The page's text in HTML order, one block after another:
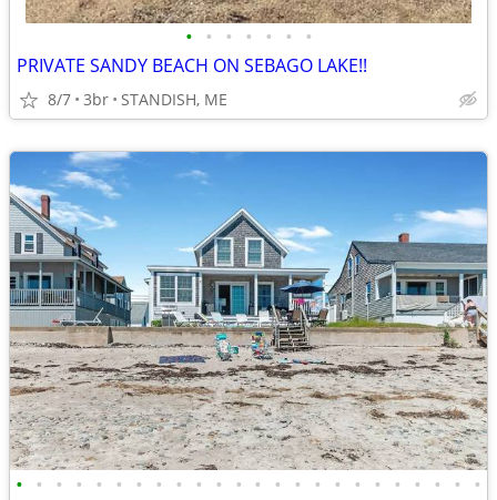
• • • • • • •
PRIVATE SANDY BEACH ON SEBAGO LAKE!!
8/7 3br STANDISH, ME
• • • • • • • • • • • • • • • • • • • • • • • •